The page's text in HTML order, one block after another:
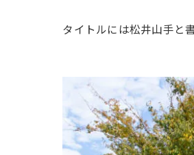
タイトルには松井山手と